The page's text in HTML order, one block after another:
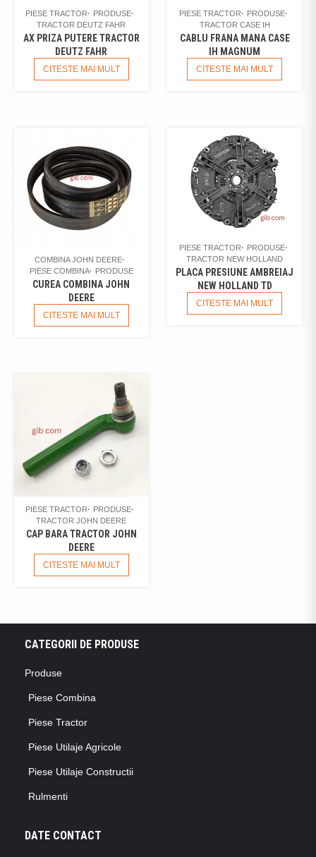
PIESE TRACTOR
PRODUSE
TRACTOR DEUTZ FAHR
AX PRIZA PUTERE TRACTOR
DEUTZ FAHR
CITESTE MAI MULT
PIESE TRACTOR
PRODUSE
TRACTOR CASE IH
CABLU FRANA MANA CASE
IH MAGNUM
CITESTE MAI MULT
COMBINA JOHN DEERE
PIESE COMBINA
PRODUSE
CUREA COMBINA JOHN
DEERE
CITESTE MAI MULT
PIESE TRACTOR
PRODUSE
TRACTOR NEW HOLLAND
PLACA PRESIUNE AMBREIAJ
NEW HOLLAND TD
CITESTE MAI MULT
PIESE TRACTOR
PRODUSE
TRACTOR JOHN DEERE
CAP BARA TRACTOR JOHN
DEERE
CITESTE MAI MULT
CATEGORII DE PRODUSE
Produse
Piese Combina
Piese Tractor
Piese Utilaje Agricole
Piese Utilaje Constructii
Rulmenti
DATE CONTACT